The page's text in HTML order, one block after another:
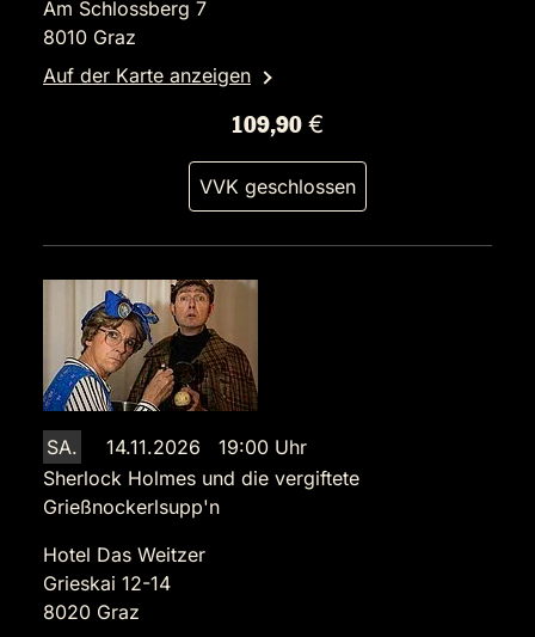
Am Schlossberg 7
8010 Graz
Auf der Karte anzeigen
109,90 €
VVK geschlossen
SA.
14.11.2026 19:00 Uhr
Sherlock Holmes und die vergiftete
Grießnockerlsupp'n
Hotel Das Weitzer
Grieskai 12-14
8020 Graz